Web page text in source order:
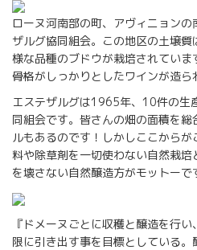
ローヌ河南部の町、アヴィニョン
ザルグ協同組会。この地区の土壌
様な品種のブドウが栽培されてい
骨格がしっかりとしたワインが造ら
エステザルグは1965年、10件の生
同組会です。皆さんの畑の面積を
ルもあるのです！しかしここから
料や除草剤を一切使わない自然栽
を壊さない自然醸造方がモットーで
『ドメーヌごとに収穫と醸造を行
限に引き出す事を目標としている